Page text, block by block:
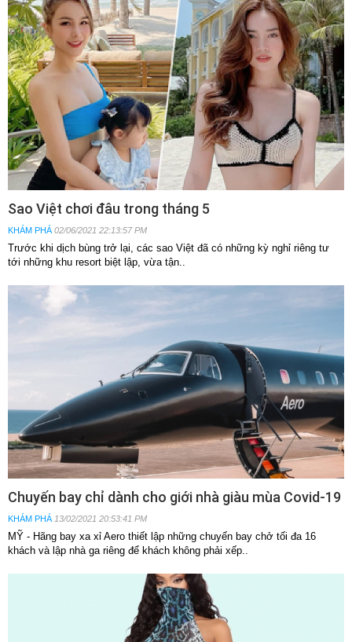
Sao Việt chơi đâu trong tháng 5
KHÁM PHÁ 02/06/2021 22:13:57 PM
Trước khi dịch bùng trở lại, các sao Việt đã có những kỳ nghỉ riêng tư
tới những khu resort biệt lập, vừa tận..
Chuyến bay chỉ dành cho giới nhà giàu mùa Covid-19
KHÁM PHÁ 13/02/2021 20:53:41 PM
MỸ - Hãng bay xa xỉ Aero thiết lập những chuyến bay chở tối đa 16
khách và lập nhà ga riêng để khách không phải xếp..